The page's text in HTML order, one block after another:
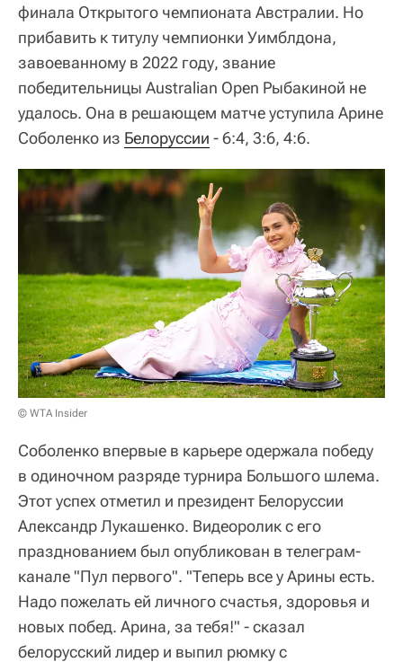
финала Открытого чемпионата Австралии. Но
прибавить к титулу чемпионки Уимблдона,
завоеванному в 2022 году, звание
победительницы Australian Open Рыбакиной не
удалось. Она в решающем матче уступила Арине
Соболенко из Белоруссии - 6:4, 3:6, 4:6.
© WTA Insider
Соболенко впервые в карьере одержала победу
в одиночном разряде турнира Большого шлема.
Этот успех отметил и президент Белоруссии
Александр Лукашенко. Видеоролик с его
празднованием был опубликован в телеграм-
канале "Пул первого". "Теперь все у Арины есть.
Надо пожелать ей личного счастья, здоровья и
новых побед. Арина, за тебя!" - сказал
белорусский лидер и выпил рюмку с